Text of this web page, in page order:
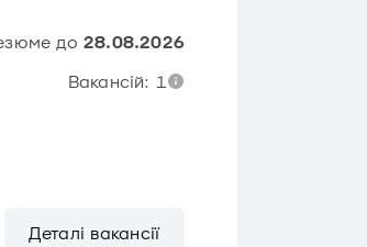
до 28.08.2026
Вакансій: 1
Деталі вакансії